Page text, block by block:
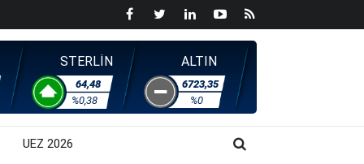
STERLİN
64,48
%0,38
ALTIN
6723,35
%0
UEZ 2026